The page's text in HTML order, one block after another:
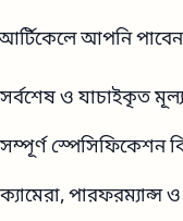
আপনি
সর্বশেষ ও যাচাইকৃত
সম্পূর্ণ স্পেসিফিকেশন
ক্যামেরা, পারফরম্যান্স